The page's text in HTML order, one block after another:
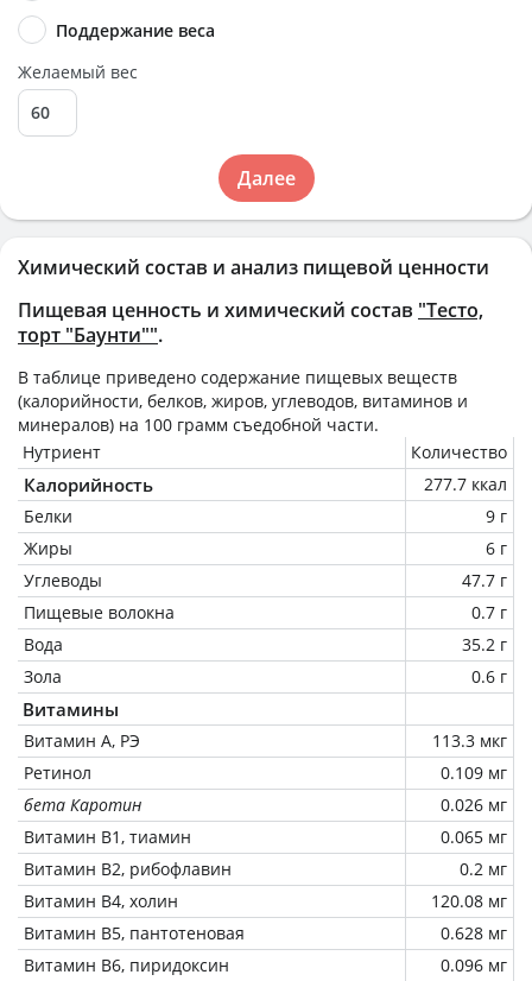
Химический состав и анализ пищевой ценности
Пищевая ценность и химический состав "Тесто,
торт "Баунти"".
В таблице приведено содержание пищевых веществ
(калорийности, белков, жиров, углеводов, витаминов и
минералов) на 100 грамм съедобной части.
Нутриент
Количество
Калорийность
277.7 ккал
Белки
9 г
Жиры
6 г
Углеводы
47.7 г
Пищевые волокна
0.7 г
Вода
35.2 г
Зола
0.6 г
Витамины
Витамин А, РЭ
113.3 мкг
Ретинол
0.109 мг
бета Каротин
0.026 мг
Витамин В1, тиамин
0.065 мг
Витамин В2, рибофлавин
0.2 мг
Витамин В4, холин
120.08 мг
Витамин В5, пантотеновая
0.628 мг
Витамин В6, пиридоксин
0.096 мг
Поддержание веса
Желаемый вес
Далее